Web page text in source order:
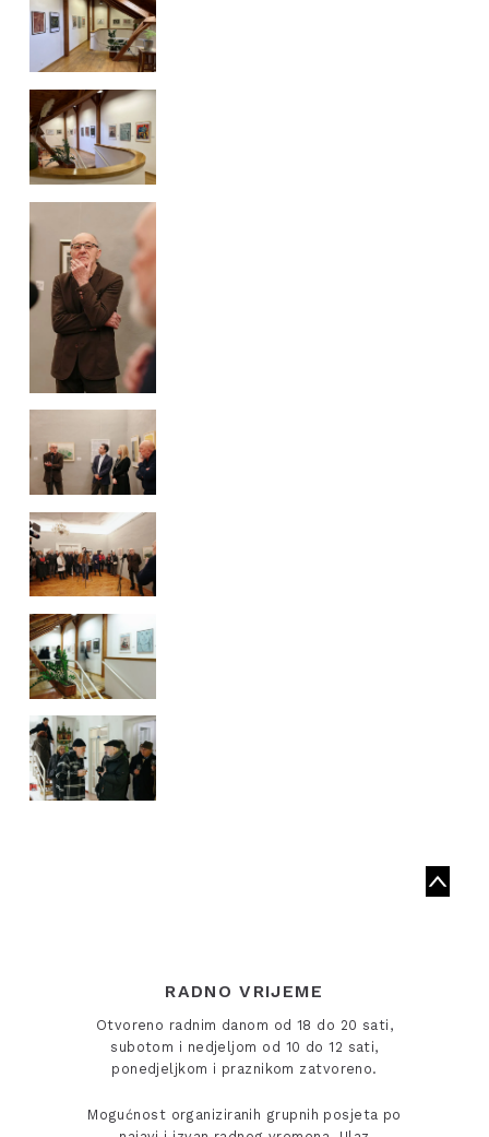
RADNO VRIJEME
Otvoreno radnim danom od 18 do 20 sati,
subotom i nedjeljom od 10 do 12 sati,
ponedjeljkom i praznikom zatvoreno.
Mogućnost organiziranih grupnih posjeta po